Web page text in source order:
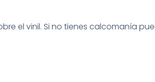
el vinil. Si no tienes calcomanía